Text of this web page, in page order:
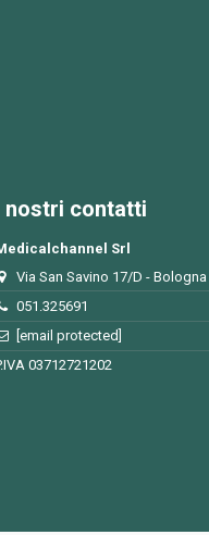
I nostri contatti
Srl
Via San Savino 17/D - Bologna
051.325691
[email protected]
03712721202